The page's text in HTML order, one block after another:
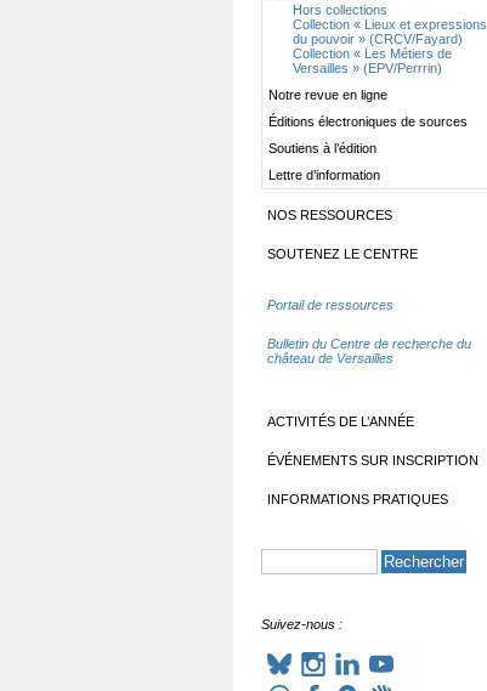
Hors collections
Collection « Lieux et expressions
du pouvoir » (CRCV/Fayard)
Collection « Les Métiers de
Versailles » (EPV/Perrrin)
Notre revue en ligne
Éditions électroniques de sources
Soutiens à l’édition
Lettre d’information
NOS RESSOURCES
SOUTENEZ LE CENTRE
Portail de ressources
Bulletin du Centre de recherche du
château de Versailles
ACTIVITÉS DE L’ANNÉE
ÉVÉNEMENTS SUR INSCRIPTION
INFORMATIONS PRATIQUES
Suivez-nous :